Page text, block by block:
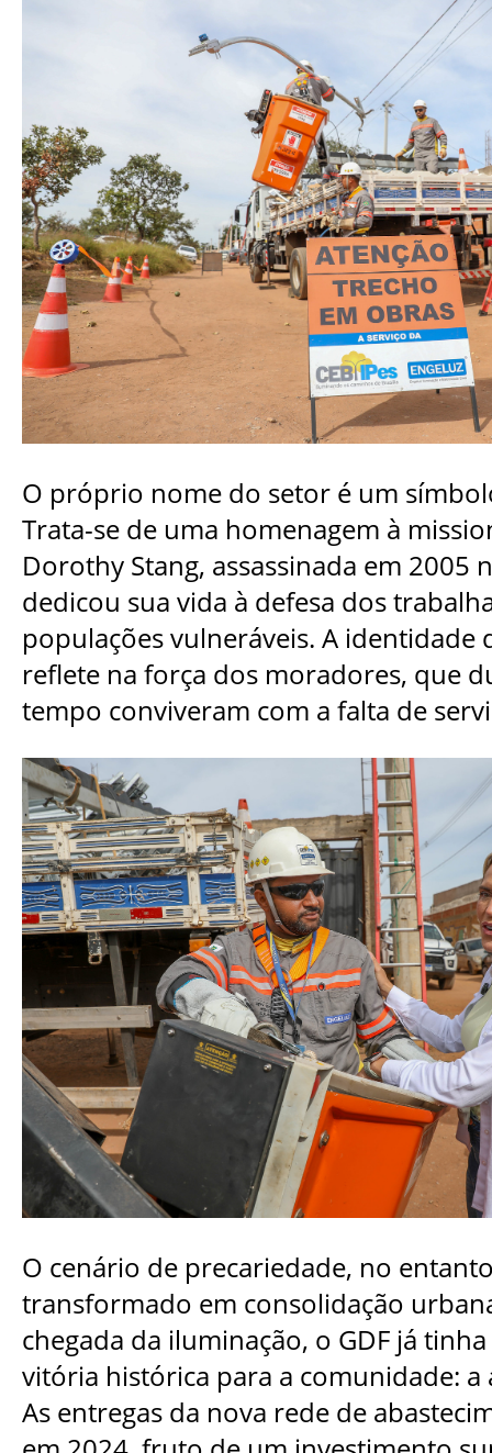
O próprio nome do setor é um
Trata-se de uma homenagem à
Dorothy Stang, assassinada em 2005
dedicou sua vida à defesa dos
populações vulneráveis. A identidade
reflete na força dos moradores, que
tempo conviveram com a falta de
O cenário de precariedade, no
transformado em consolidação
chegada da iluminação, o GDF já
vitória histórica para a comunidade: a
As entregas da nova rede de